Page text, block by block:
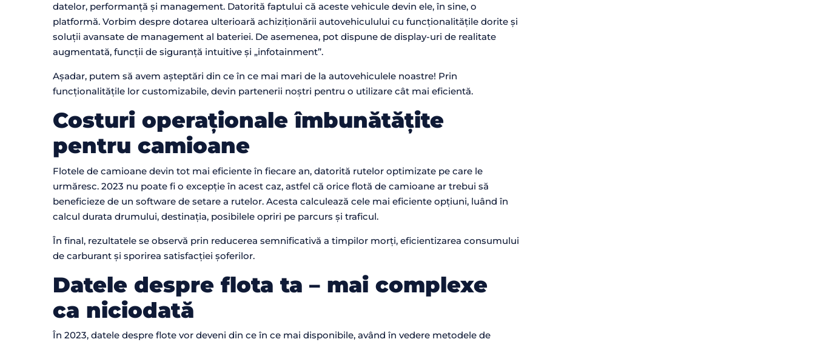
datelor, performanță și management. Datorită faptului că aceste vehicule devin ele, în sine, o
platformă. Vorbim despre dotarea ulterioară achiziționării autovehiculului cu funcționalitățile dorite și
soluții avansate de management al bateriei. De asemenea, pot dispune de display-uri de realitate
augmentată, funcții de siguranță intuitive și „infotainment”.
Așadar, putem să avem așteptări din ce în ce mai mari de la autovehiculele noastre! Prin
funcționalitățile lor customizabile, devin partenerii noștri pentru o utilizare cât mai eficientă.
Costuri operaționale îmbunătățite
pentru camioane
Flotele de camioane devin tot mai eficiente în fiecare an, datorită rutelor optimizate pe care le
urmăresc. 2023 nu poate fi o excepție în acest caz, astfel că orice flotă de camioane ar trebui să
beneficieze de un software de setare a rutelor. Acesta calculează cele mai eficiente opțiuni, luând în
calcul durata drumului, destinația, posibilele opriri pe parcurs și traficul.
În final, rezultatele se observă prin reducerea semnificativă a timpilor morți, eficientizarea consumului
de carburant și sporirea satisfacției șoferilor.
Datele despre flota ta – mai complexe
ca niciodată
În 2023, datele despre flote vor deveni din ce în ce mai disponibile, având în vedere metodele de